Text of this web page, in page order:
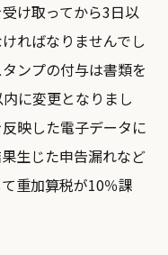
け取ってから3日以
ればなりませんでし
ンプの付与は書類を
に変更となりまし
映した電子データに
生じた申告漏れなど
重加算税が10％課